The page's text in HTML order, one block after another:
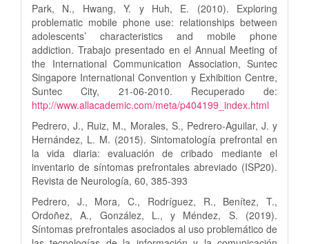
Park, N., Hwang, Y. y Huh, E. (2010). Exploring
problematic mobile phone use: relationships between
adolescents’ characteristics and mobile phone
addiction. Trabajo presentado en el Annual Meeting of
the International Communication Association, Suntec
Singapore International Convention y Exhibition Centre,
Suntec City, 21-06-2010. Recuperado de:
http://www.allacademic.com/meta/p404199_index.html
Pedrero, J., Ruiz, M., Morales, S., Pedrero-Aguilar, J. y
Hernández, L. M. (2015). Sintomatología prefrontal en
la vida diaria: evaluación de cribado mediante el
inventario de síntomas prefrontales abreviado (ISP20).
Revista de Neurología, 60, 385-393
Pedrero, J., Mora, C., Rodríguez, R., Benítez, T.,
Ordoñez, A., González, L., y Méndez, S. (2019).
Síntomas prefrontales asociados al uso problemático de